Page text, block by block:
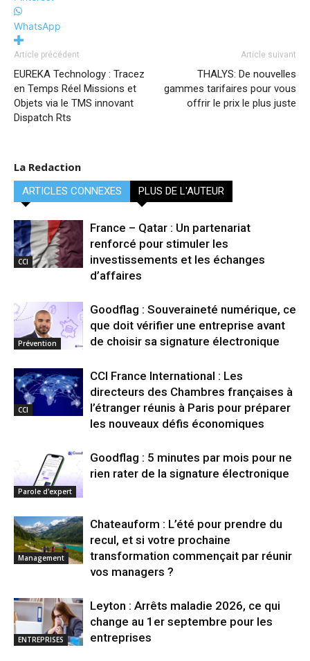
WhatsApp
Article précédent
EUREKA Technology : Tracez
en Temps Réel Missions et
Objets via le TMS innovant
Dispatch Rts
Article suivant
THALYS: De nouvelles
gammes tarifaires pour vous
offrir le prix le plus juste
La Redaction
ARTICLES CONNEXES PLUS DE L'AUTEUR
CCI
France – Qatar : Un partenariat
renforcé pour stimuler les
investissements et les échanges
d’affaires
Prévention
Goodflag : Souveraineté numérique, ce
que doit vérifier une entreprise avant
de choisir sa signature électronique
CCI
CCI France International : Les
directeurs des Chambres françaises à
l’étranger réunis à Paris pour préparer
les nouveaux défis économiques
Parole d'expert
Goodflag : 5 minutes par mois pour ne
rien rater de la signature électronique
Management
Chateauform : L’été pour prendre du
recul, et si votre prochaine
transformation commençait par réunir
vos managers ?
ENTREPRISES
Leyton : Arrêts maladie 2026, ce qui
change au 1er septembre pour les
entreprises